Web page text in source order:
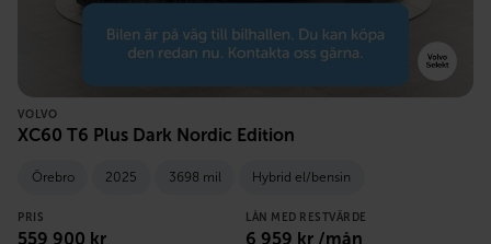
VOLVO
XC60 T6 Plus Dark Nordic Edition
Örebro 2025 3698 mil Hybrid el/bensin
PRIS
559 900 kr
LÅN MED RESTVÄRDE
6 959 kr /mån